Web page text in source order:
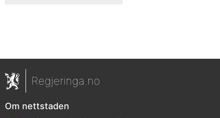
Regjeringa.no
Om nettstaden